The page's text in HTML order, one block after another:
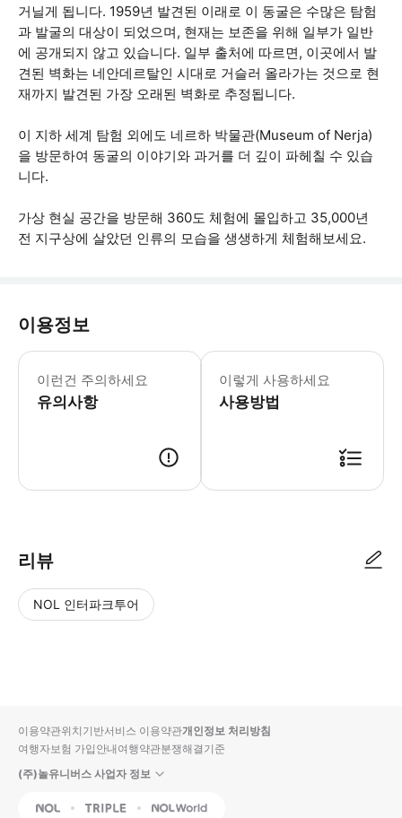
거닐게 됩니다. 1959년 발견된 이래로 이 동굴은 수많은 탐험
과 발굴의 대상이 되었으며, 현재는 보존을 위해 일부가 일반
에 공개되지 않고 있습니다. 일부 출처에 따르면, 이곳에서 발
견된 벽화는 네안데르탈인 시대로 거슬러 올라가는 것으로 현
재까지 발견된 가장 오래된 벽화로 추정됩니다.
이 지하 세계 탐험 외에도 네르하 박물관(Museum of Nerja)
을 방문하여 동굴의 이야기와 과거를 더 깊이 파헤칠 수 있습
니다.
가상 현실 공간을 방문해 360도 체험에 몰입하고 35,000년
전 지구상에 살았던 인류의 모습을 생생하게 체험해보세요.
이용정보
이런건 주의하세요
유의사항
이렇게 사용하세요
사용방법
리뷰
NOL 인터파크투어
입니
다.
순
상
이용약관위치기반서비스 이용약관개인정보 처리방침
여행자보험 가입안내여행약관분쟁해결기준
(주)놀유니버스 사업자 정보
NOL Triple Interpark Global